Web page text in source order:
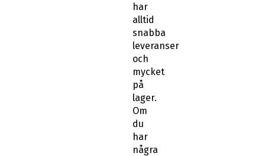
har
alltid
snabba
leveranser
och
mycket
på
lager.
Om
du
har
några